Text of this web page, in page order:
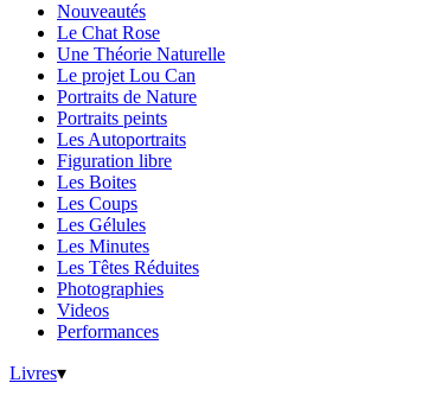
Nouveautés
Le Chat Rose
Une Théorie Naturelle
Le projet Lou Can
Portraits de Nature
Portraits peints
Les Autoportraits
Figuration libre
Les Boites
Les Coups
Les Gélules
Les Minutes
Les Têtes Réduites
Photographies
Videos
Performances
Livres▾